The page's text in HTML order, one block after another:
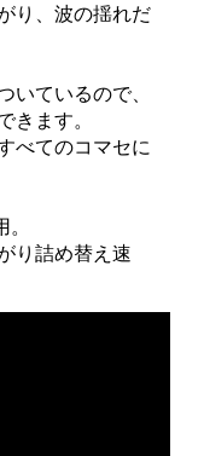
り、波の揺れだ
いているので、
きます。
べてのコマセに
り詰め替え速